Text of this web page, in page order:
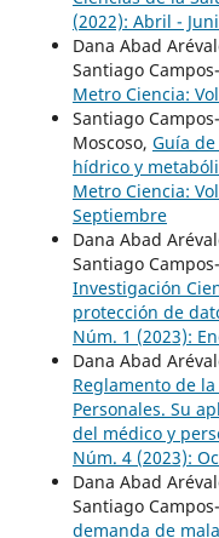
(2022): Abril -
Dana Abad
Santiago
Metro Ciencia:
Santiago
Moscoso, Guía
hídrico y
Metro Ciencia:
Septiembre
Dana Abad
Santiago
Investigación
protección de
Núm. 1 (2023):
Dana Abad
Reglamento de
Personales. Su
del médico y
Núm. 4 (2023):
Dana Abad
Santiago
demanda de